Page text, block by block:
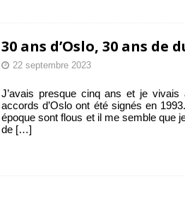
30 ans d’Oslo, 30 ans de
22 septembre 2023
J’avais presque cinq ans et je vivais
accords d’Oslo ont été signés en
époque sont flous et il me semble que
de […]